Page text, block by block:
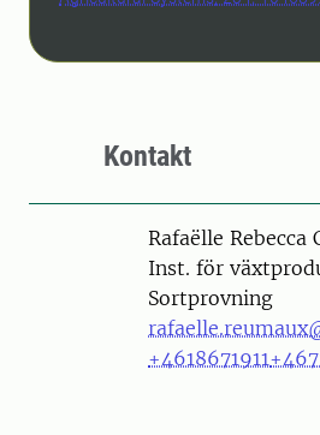
Kontakt
PersonRafaëlle Rebecca
Inst. för
Sortprovning
+4618671911